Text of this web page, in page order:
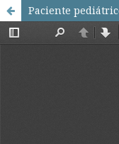
Paciente